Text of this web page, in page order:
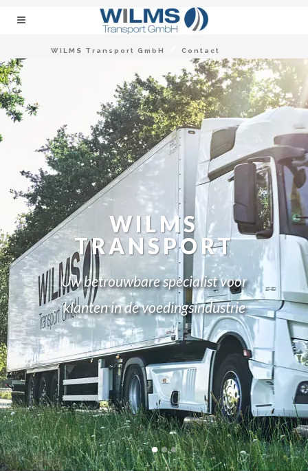
WILMS Transport GmbH Contact
WILMS
TRANSPORT
Uw betrouwbare specialist voor
klanten in de voedingsindustrie